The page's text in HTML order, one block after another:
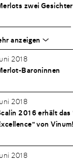
zwei Gesichter
anzeigen
2018
Baroninnen
2018
2016 erhält
von Vinum!
2018